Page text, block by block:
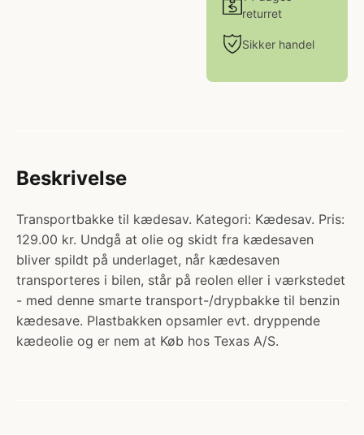
returret
Sikker handel
Beskrivelse
Transportbakke til kædesav. Kategori: Kædesav. Pris:
129.00 kr. Undgå at olie og skidt fra kædesaven
bliver spildt på underlaget, når kædesaven
transporteres i bilen, står på reolen eller i værkstedet
- med denne smarte transport-/drypbakke til benzin
kædesave. Plastbakken opsamler evt. dryppende
kædeolie og er nem at Køb hos Texas A/S.